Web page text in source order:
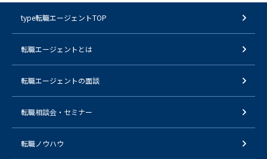
type転職エージェントTOP
転職エージェントとは
転職エージェントの面談
転職相談会・セミナー
転職ノウハウ